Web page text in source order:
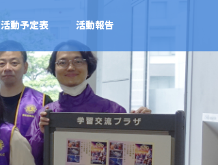
活動予定表 活動報告